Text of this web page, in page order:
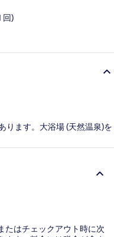
回)
ります。大浴場 (天然温泉)を
たはチェックアウト時に次